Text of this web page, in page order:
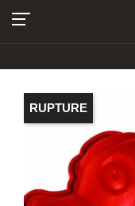
RUPTURE